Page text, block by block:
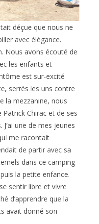
déçue que nous ne
avec élégance.
Nous avons écouté de
les enfants et
est sur-excité
serrés les uns contre
la mezzanine, nous
Chirac et de ses
une de mes jeunes
me racontait
de partir avec sa
dans ce camping
la petite enfance.
sentir libre et vivre
d’apprendre que la
avait donné son